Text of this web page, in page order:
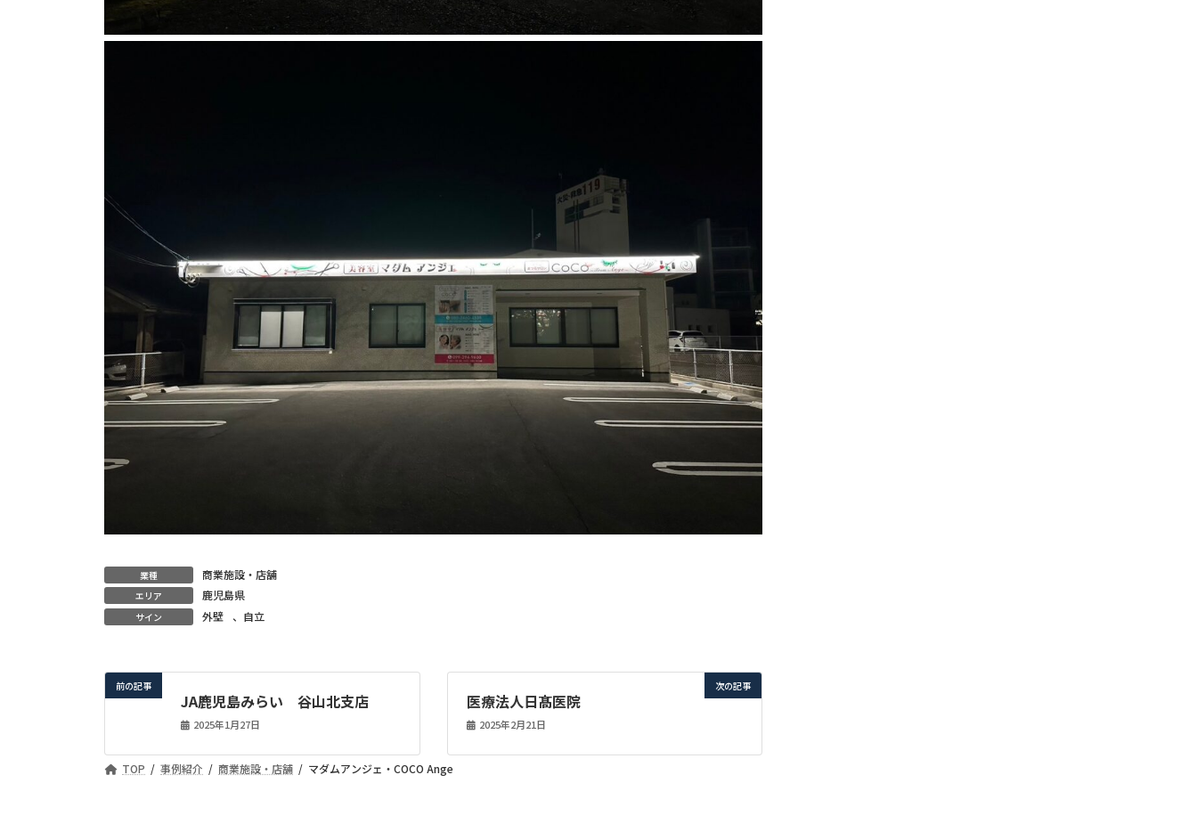
業種 商業施設・店舗
エリア 鹿児島県
サイン 外壁 、 自立
前の記事
JA鹿児島みらい 谷山北支店
2025年1月27日
次の記事
医療法人日髙医院
2025年2月21日
TOP 事例紹介 商業施設・店舗 マダムアンジェ・COCO Ange